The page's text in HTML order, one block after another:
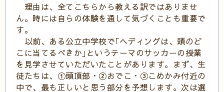
理由は、全てこちらから教える訳ではありませ
ん。時には自らの体験を通して気づくことも重要で
す。
以前、ある公立中学校で｢ヘディングは、頭のど
こに当てるべきか｣というテーマのサッカーの授業
を見学させていただいたことがあります。まず、生
徒たちは、①頭頂部・②おでこ・③こめかみ付近の
中で、最も正しいと思う部分を予想します。次は選